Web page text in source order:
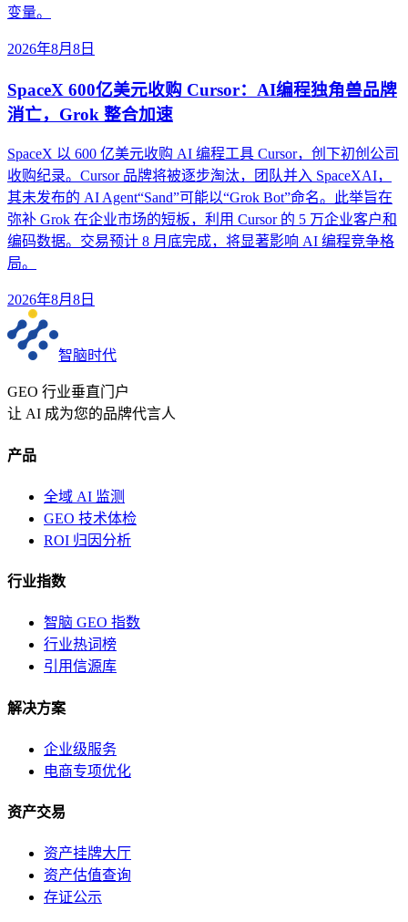
变量。
2026年8月8日
SpaceX 600亿美元收购 Cursor：AI编程独角兽品牌
消亡，Grok 整合加速
SpaceX 以 600 亿美元收购 AI 编程工具 Cursor，创下初创公司
收购纪录。Cursor 品牌将被逐步淘汰，团队并入 SpaceXAI，
其未发布的 AI Agent“Sand”可能以“Grok Bot”命名。此举旨在
弥补 Grok 在企业市场的短板，利用 Cursor 的 5 万企业客户和
编码数据。交易预计 8 月底完成，将显著影响 AI 编程竞争格
局。
2026年8月8日
智脑时代
GEO 行业垂直门户
让 AI 成为您的品牌代言人
产品
全域 AI 监测
GEO 技术体检
ROI 归因分析
行业指数
智脑 GEO 指数
行业热词榜
引用信源库
解决方案
企业级服务
电商专项优化
资产交易
资产挂牌大厅
资产估值查询
存证公示